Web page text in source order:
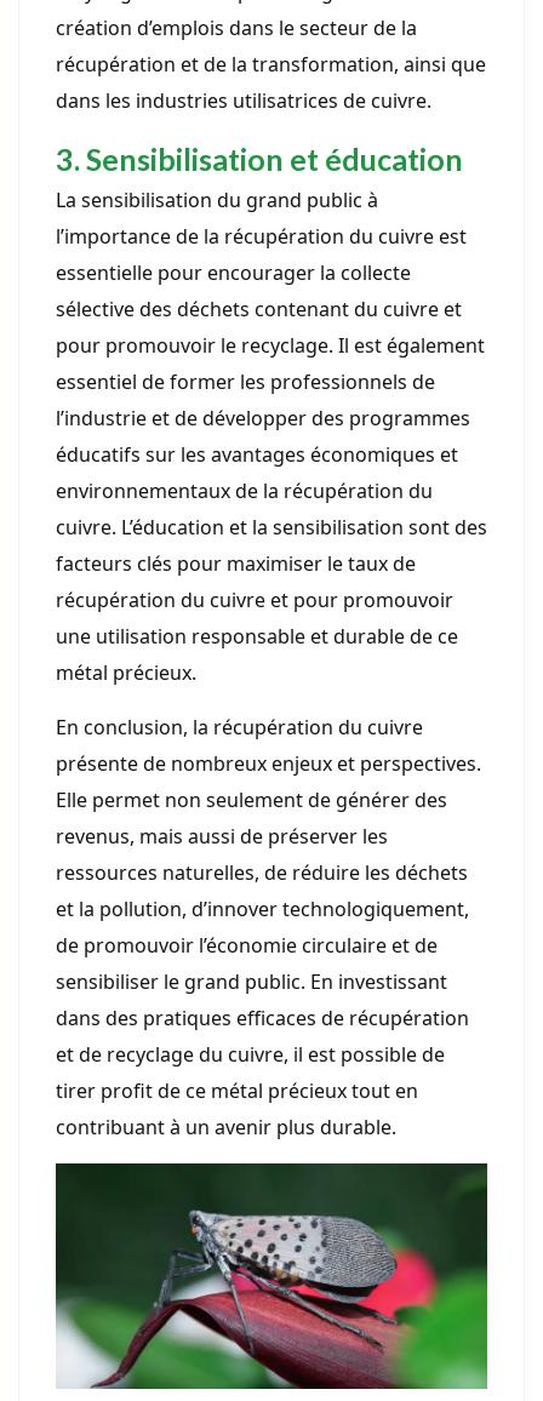
création d’emplois dans le secteur de la
récupération et de la transformation, ainsi que
dans les industries utilisatrices de cuivre.
3. Sensibilisation et éducation
La sensibilisation du grand public à
l’importance de la récupération du cuivre est
essentielle pour encourager la collecte
sélective des déchets contenant du cuivre et
pour promouvoir le recyclage. Il est également
essentiel de former les professionnels de
l’industrie et de développer des programmes
éducatifs sur les avantages économiques et
environnementaux de la récupération du
cuivre. L’éducation et la sensibilisation sont des
facteurs clés pour maximiser le taux de
récupération du cuivre et pour promouvoir
une utilisation responsable et durable de ce
métal précieux.
En conclusion, la récupération du cuivre
présente de nombreux enjeux et perspectives.
Elle permet non seulement de générer des
revenus, mais aussi de préserver les
ressources naturelles, de réduire les déchets
et la pollution, d’innover technologiquement,
de promouvoir l’économie circulaire et de
sensibiliser le grand public. En investissant
dans des pratiques efficaces de récupération
et de recyclage du cuivre, il est possible de
tirer profit de ce métal précieux tout en
contribuant à un avenir plus durable.